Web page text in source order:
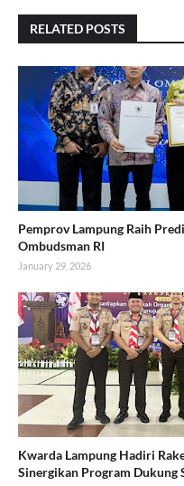
RELATED POSTS
Pemprov Lampung Raih
Ombudsman RI
January 29, 2026
Kwarda Lampung Hadiri
Sinergikan Program Dukung